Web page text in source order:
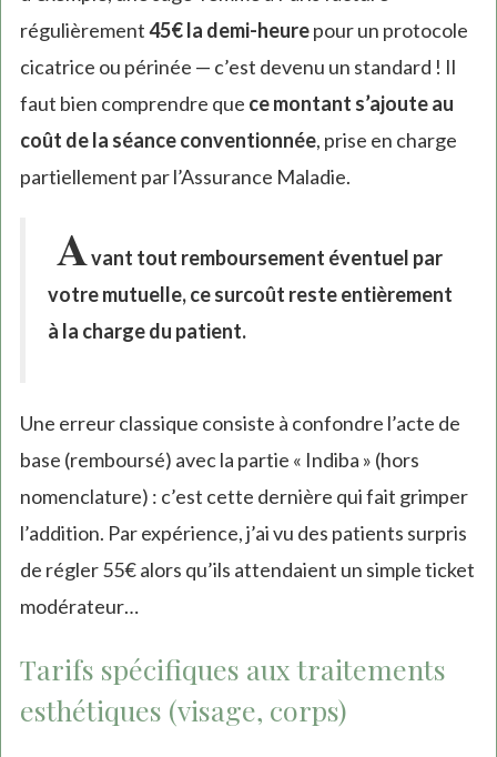
régulièrement45€ la demi-heurepour un protocole
cicatrice ou périnée — c’est devenu un standard ! Il
faut bien comprendre que ce montant s’ajoute au
coût de la séance conventionnée, prise en charge
partiellement par l’Assurance Maladie.
Avant tout remboursement éventuel par
votre mutuelle, ce surcoût reste entièrement
à la charge du patient.
Une erreur classique consiste à confondre l’acte de
base (remboursé) avec la partie « Indiba » (hors
nomenclature) : c’est cette dernière qui fait grimper
l’addition. Par expérience, j’ai vu des patients surpris
de régler 55€ alors qu’ils attendaient un simple ticket
modérateur…
Tarifs spécifiques aux traitements
esthétiques (visage, corps)